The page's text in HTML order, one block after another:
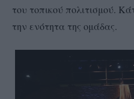
του τοπικού πολιτισμού.
την ενότητα της ομάδας.